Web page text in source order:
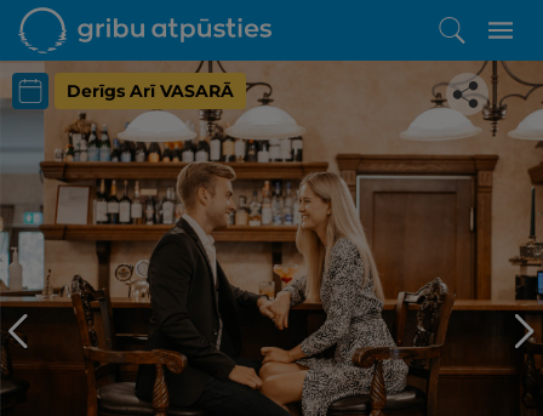
Derīgs Arī VASARĀ
Iepatikās šis piedāvājums?
Līdz brīnišķīgai atpūtai atlikuši tikai daži soļi
PĒRKU